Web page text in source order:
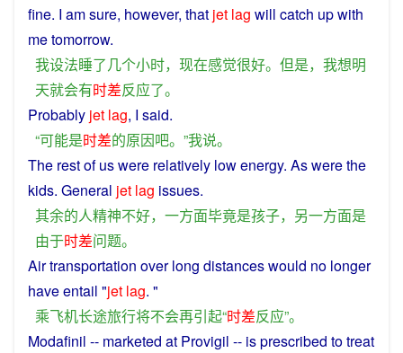
fine. I am sure, however, that jet lag will catch upwith
metomorrow.
我设法睡了几个小时， 现在感觉很好。 但是， 我想明
天就会有时差反应了。
Probably jet lag, I said.
“可能是时差的原因吧。”我说。
The restof uswere relatively lowenergy. Aswere the
kids. General jet lag issues.
其余的人精神不好， 一方面毕竟是孩子， 另一方面是
由于时差问题。
Airtransportation overlong distanceswould no longer
haveentail "jet lag. "
乘飞机长途旅行将不会再引起“时差反应”。
Modafinil -- marketed at Provigil -- isprescribed totreat